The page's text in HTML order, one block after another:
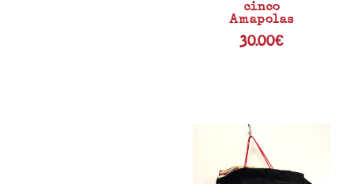
cinco
Amapolas
30.00€